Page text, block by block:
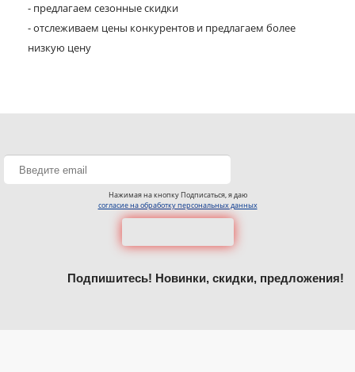
- предлагаем сезонные скидки
- отслеживаем цены конкурентов и предлагаем более
низкую цену
Нажимая на кнопку Подписаться, я даю
согласие на обработку персональных данных
Подпишитесь! Новинки, скидки, предложения!